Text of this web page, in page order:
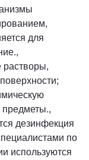
для
растворы,
дезинфекция
по
используются